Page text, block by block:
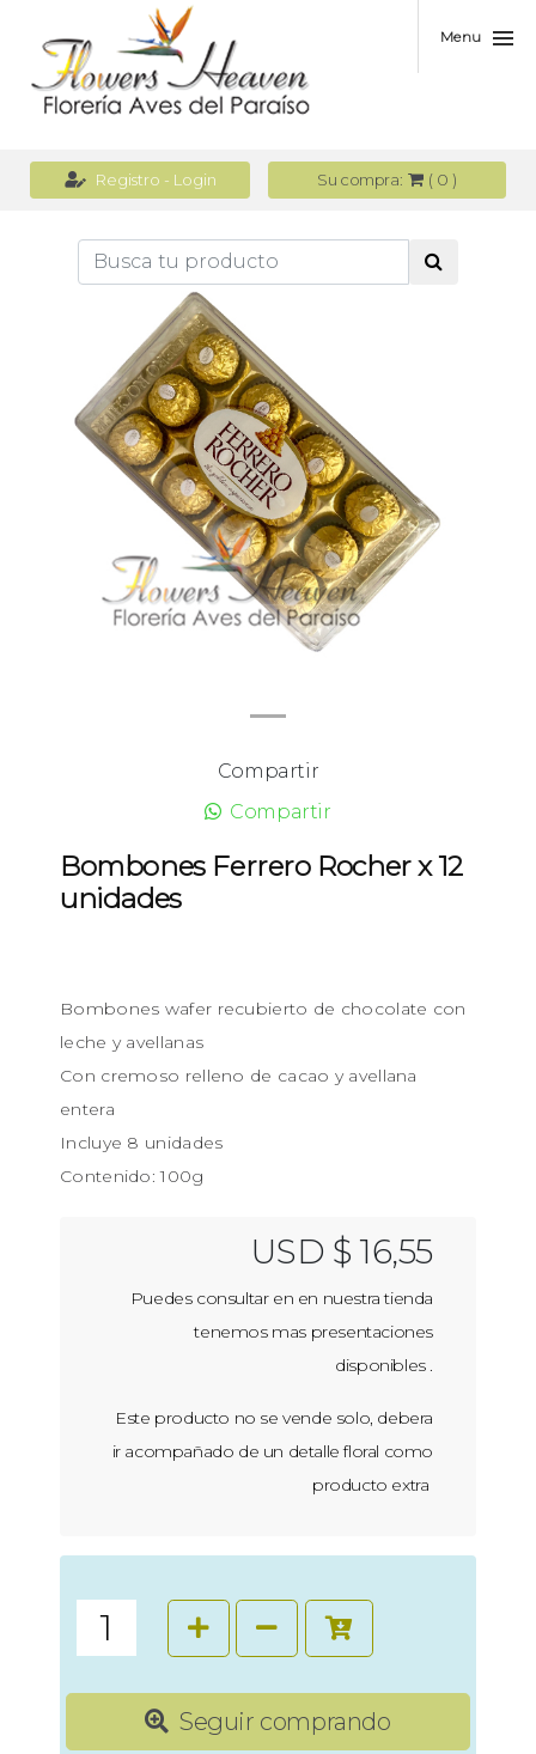
Menu
Registro - Login Su compra: ( 0 )
Compartir
Compartir
Bombones Ferrero Rocher x 12
unidades
Bombones wafer recubierto de chocolate con
leche y avellanas
Con cremoso relleno de cacao y avellana
entera
Incluye 8 unidades
Contenido: 100g
USD $ 16,55
Puedes consultar en en nuestra tienda
tenemos mas presentaciones
disponibles .
Este producto no se vende solo, debera
ir acompañado de un detalle floral como
producto extra
Seguir comprando